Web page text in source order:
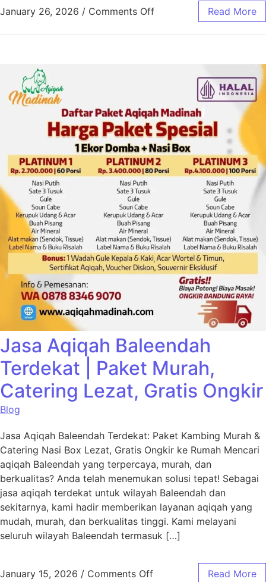
January 26, 2026 / Comments Off Read More
Jasa Aqiqah Baleendah
Terdekat | Paket Murah,
Catering Lezat, Gratis Ongkir
Blog
Jasa Aqiqah Baleendah Terdekat: Paket Kambing Murah &
Catering Nasi Box Lezat, Gratis Ongkir ke Rumah Mencari
aqiqah Baleendah yang terpercaya, murah, dan
berkualitas? Anda telah menemukan solusi tepat! Sebagai
jasa aqiqah terdekat untuk wilayah Baleendah dan
sekitarnya, kami hadir memberikan layanan aqiqah yang
mudah, murah, dan berkualitas tinggi. Kami melayani
seluruh wilayah Baleendah termasuk […]
January 15, 2026 / Comments Off Read More